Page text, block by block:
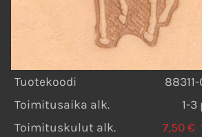
Tuotekoodi
Toimitusaika alk.
1-3
Toimituskulut alk.
7,50 €